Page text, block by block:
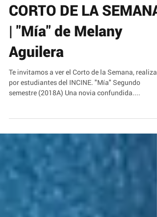
CORTO DE LA SEMANA
| "Mía" de Melany
Aguilera
Te invitamos a ver el Corto de la Semana,
por estudiantes del INCINE. "Mía" Segundo
semestre (2018A) Una novia confundida....